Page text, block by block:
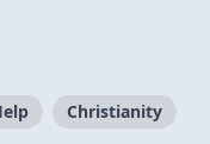
Christianity